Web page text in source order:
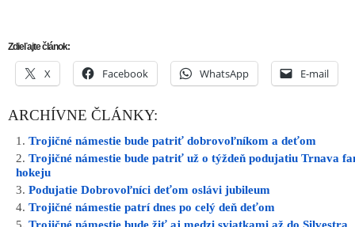
Zdieľajte článok:
X Facebook WhatsApp E-mail
ARCHÍVNE ČLÁNKY:
Trojičné námestie bude patriť dobrovoľníkom a deťom
Trojičné námestie bude patriť už o týždeň podujatiu Trnava
hokeju
Podujatie Dobrovoľníci deťom oslávi jubileum
Trojičné námestie patrí dnes po celý deň deťom